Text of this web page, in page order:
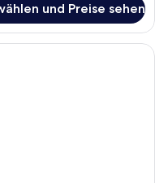
und Preise sehen